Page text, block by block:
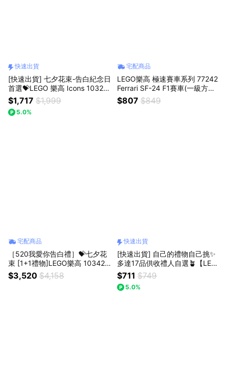
快速出貨
[快速出貨] 七夕花束-告白紀念日
首選💝LEGO 樂高 Icons 10328
玫瑰花束(居家擺飾 情人禮物 紀
念日)
$1,717 $1,999
5.0%
宅配商品
LEGO樂高 極速賽車系列 77242
Ferrari SF-24 F1賽車(一級方程
式 法拉利) 交換禮物。聖誕。生
日。居家擺飾
$807 $849
宅配商品
［520我愛你告白禮］💝七夕花
束 [1+1禮物]LEGO樂高 10342
優雅粉紅花束+10328 玫瑰花
束。贈心型禮盒(居家擺飾 禮物)
$3,520 $4,158
快速出貨
[快速出貨] 自己的禮物自己挑✨
多達17品供收禮人自選🪴【LEG
O 樂高】Botanicals 快樂植物 /
131147復古照相機 / 城市系列 /
得寶 / 迪士尼 / 漫威 / 星際 ...
$711 $749
5.0%